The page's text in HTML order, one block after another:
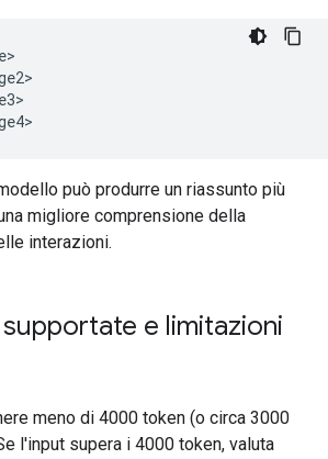
può produrre un riassunto più
migliore comprensione della
interazioni.
e limitazioni
meno di 4000 token (o circa 3000
l'input supera i 4000 token, valuta